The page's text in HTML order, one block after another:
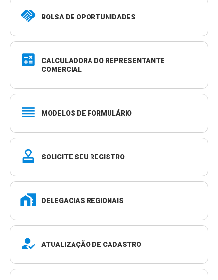
handshake BOLSA DE OPORTUNIDADES
calculate
CALCULADORA DO REPRESENTANTE
COMERCIAL
reorder MODELOS DE FORMULÁRIO
approval SOLICITE SEU REGISTRO
home_work DELEGACIAS REGIONAIS
how_to_reg ATUALIZAÇÃO DE CADASTRO